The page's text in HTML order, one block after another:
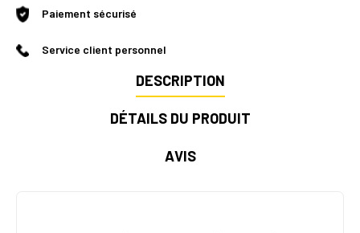
Paiement sécurisé
Service client personnel
DESCRIPTION
DÉTAILS DU PRODUIT
AVIS